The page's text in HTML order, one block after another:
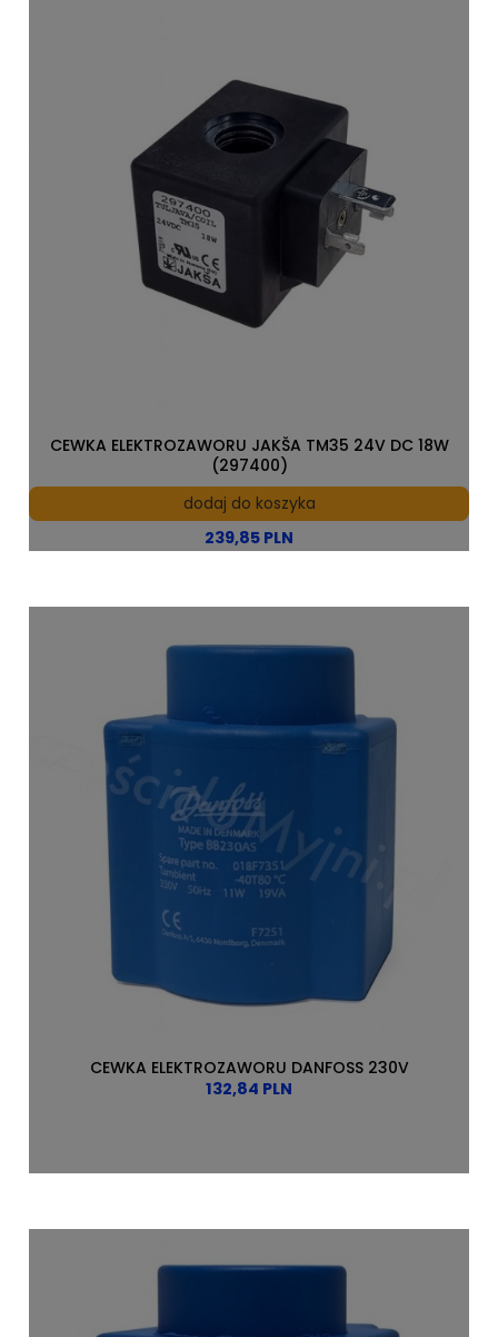
239,85 PLN
CEWKA ELEKTROZAWORU JAKŠA TM35 24V DC 18W
(297400)
dodaj do koszyka
132,84 PLN
CEWKA ELEKTROZAWORU DANFOSS 230V